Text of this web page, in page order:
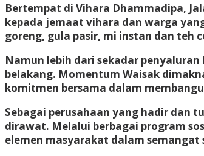
Bertempat di Vihara Dhammadipa,
kepada jemaat vihara dan warga
goreng, gula pasir, mi instan dan teh
Namun lebih dari sekadar
belakang. Momentum Waisak
komitmen bersama dalam
Sebagai perusahaan yang hadir dan
dirawat. Melalui berbagai program
elemen masyarakat dalam